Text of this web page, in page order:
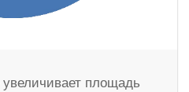
площадь